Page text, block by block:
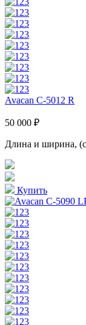
Avacan C-5012 R
50 000 ₽
Длина и ширина,
Купить